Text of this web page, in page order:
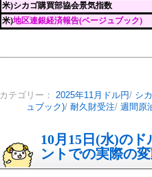
米)シカゴ購買部協会景気指数
米)地区連銀経済報告(ベージュブック)
カテゴリー： 2025年11月ドル円/ シ
ュブック)/ 耐久財受注/ 週間原
10月15日(水)の
ントでの実際の